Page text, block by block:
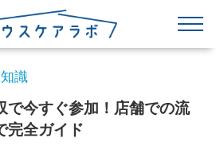
識
で今すぐ参加！店舗での流
完全ガイド